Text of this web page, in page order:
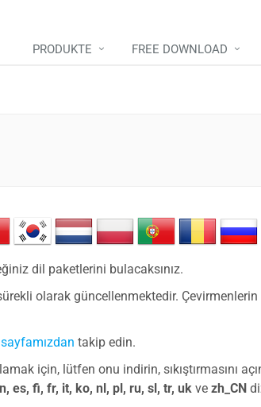
PRODUKTE FREE DOWNLOAD
dil paketlerini bulacaksınız.
olarak güncellenmektedir.
takip edin.
için, lütfen onu indirin, sıkıştırmasını
es, fi, fr, it, ko, nl, pl, ru, sl, tr, uk ve zh_CN